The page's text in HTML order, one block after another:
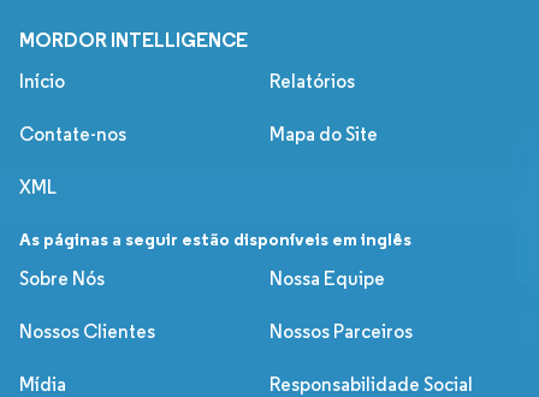
MORDOR INTELLIGENCE
Início Relatórios
Contate-nos Mapa do Site
XML
As páginas a seguir estão disponíveis em inglês
Sobre Nós
Nossa Equipe
Nossos Clientes Nossos Parceiros
Mídia Responsabilidade Social